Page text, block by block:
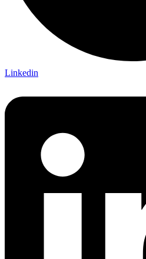
Linkedin